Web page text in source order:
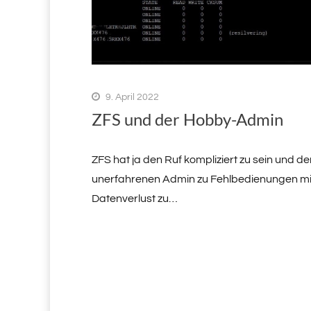
9. April 2022
ZFS und der Hobby-Admin
ZFS hat ja den Ruf kompliziert zu sein und
unerfahrenen Admin zu Fehlbedienungen
Datenverlust zu…